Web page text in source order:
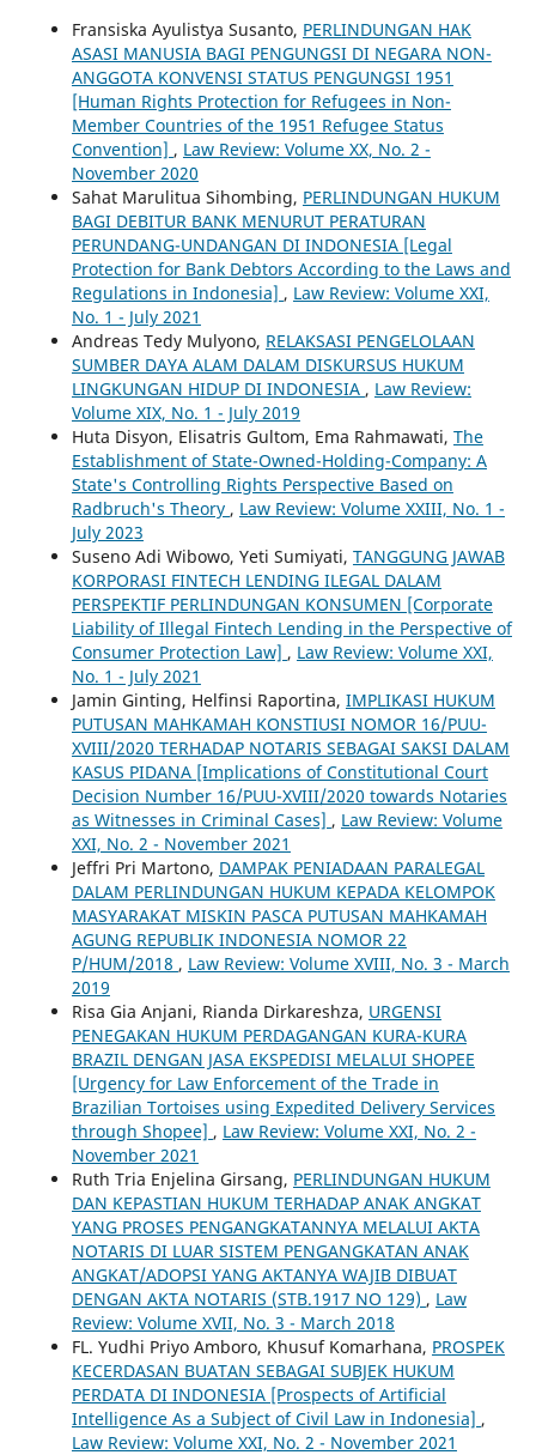
Fransiska Ayulistya Susanto, PERLINDUNGAN HAK
ASASI MANUSIA BAGI PENGUNGSI DI NEGARA NON-
ANGGOTA KONVENSI STATUS PENGUNGSI 1951
[Human Rights Protection for Refugees in Non-
Member Countries of the 1951 Refugee Status
Convention] , Law Review: Volume XX, No. 2 -
November 2020
Sahat Marulitua Sihombing, PERLINDUNGAN HUKUM
BAGI DEBITUR BANK MENURUT PERATURAN
PERUNDANG-UNDANGAN DI INDONESIA [Legal
Protection for Bank Debtors According to the Laws and
Regulations in Indonesia] , Law Review: Volume XXI,
No. 1 - July 2021
Andreas Tedy Mulyono, RELAKSASI PENGELOLAAN
SUMBER DAYA ALAM DALAM DISKURSUS HUKUM
LINGKUNGAN HIDUP DI INDONESIA , Law Review:
Volume XIX, No. 1 - July 2019
Huta Disyon, Elisatris Gultom, Ema Rahmawati, The
Establishment of State-Owned-Holding-Company: A
State's Controlling Rights Perspective Based on
Radbruch's Theory , Law Review: Volume XXIII, No. 1 -
July 2023
Suseno Adi Wibowo, Yeti Sumiyati, TANGGUNG JAWAB
KORPORASI FINTECH LENDING ILEGAL DALAM
PERSPEKTIF PERLINDUNGAN KONSUMEN [Corporate
Liability of Illegal Fintech Lending in the Perspective of
Consumer Protection Law] , Law Review: Volume XXI,
No. 1 - July 2021
Jamin Ginting, Helfinsi Raportina, IMPLIKASI HUKUM
PUTUSAN MAHKAMAH KONSTIUSI NOMOR 16/PUU-
XVIII/2020 TERHADAP NOTARIS SEBAGAI SAKSI DALAM
KASUS PIDANA [Implications of Constitutional Court
Decision Number 16/PUU-XVIII/2020 towards Notaries
as Witnesses in Criminal Cases] , Law Review: Volume
XXI, No. 2 - November 2021
Jeffri Pri Martono, DAMPAK PENIADAAN PARALEGAL
DALAM PERLINDUNGAN HUKUM KEPADA KELOMPOK
MASYARAKAT MISKIN PASCA PUTUSAN MAHKAMAH
AGUNG REPUBLIK INDONESIA NOMOR 22
P/HUM/2018 , Law Review: Volume XVIII, No. 3 - March
2019
Risa Gia Anjani, Rianda Dirkareshza, URGENSI
PENEGAKAN HUKUM PERDAGANGAN KURA-KURA
BRAZIL DENGAN JASA EKSPEDISI MELALUI SHOPEE
[Urgency for Law Enforcement of the Trade in
Brazilian Tortoises using Expedited Delivery Services
through Shopee] , Law Review: Volume XXI, No. 2 -
November 2021
Ruth Tria Enjelina Girsang, PERLINDUNGAN HUKUM
DAN KEPASTIAN HUKUM TERHADAP ANAK ANGKAT
YANG PROSES PENGANGKATANNYA MELALUI AKTA
NOTARIS DI LUAR SISTEM PENGANGKATAN ANAK
ANGKAT/ADOPSI YANG AKTANYA WAJIB DIBUAT
DENGAN AKTA NOTARIS (STB.1917 NO 129) , Law
Review: Volume XVII, No. 3 - March 2018
FL. Yudhi Priyo Amboro, Khusuf Komarhana, PROSPEK
KECERDASAN BUATAN SEBAGAI SUBJEK HUKUM
PERDATA DI INDONESIA [Prospects of Artificial
Intelligence As a Subject of Civil Law in Indonesia] ,
Law Review: Volume XXI, No. 2 - November 2021